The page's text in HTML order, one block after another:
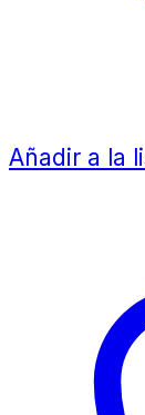
Añadir a la